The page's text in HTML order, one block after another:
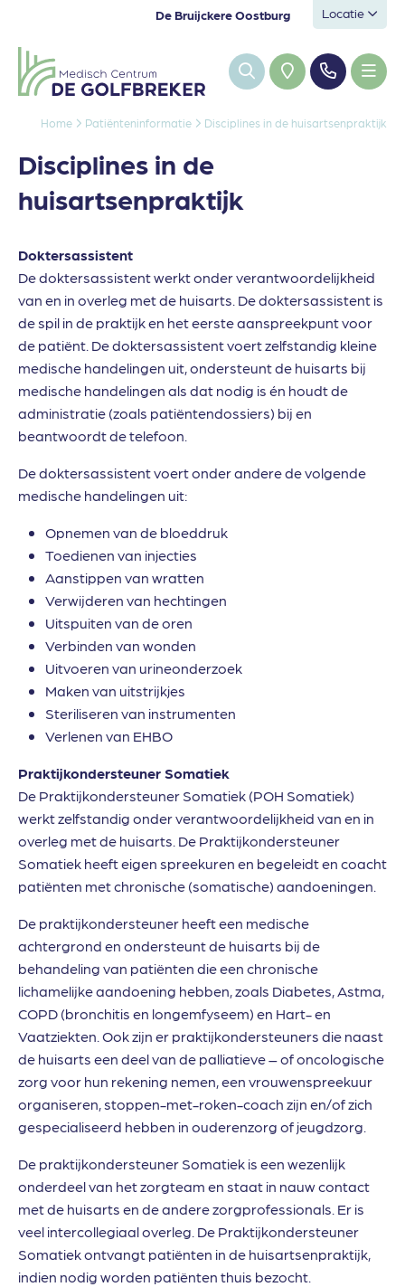
De Bruijckere Oostburg Locatie
Home Patiënteninformatie Disciplines in de huisartsenpraktijk
Disciplines in de
huisartsenpraktijk
Doktersassistent
De doktersassistent werkt onder verantwoordelijkheid
van en in overleg met de huisarts. De doktersassistent is
de spil in de praktijk en het eerste aanspreekpunt voor
de patiënt. De doktersassistent voert zelfstandig kleine
medische handelingen uit, ondersteunt de huisarts bij
medische handelingen als dat nodig is én houdt de
administratie (zoals patiëntendossiers) bij en
beantwoordt de telefoon.
De doktersassistent voert onder andere de volgende
medische handelingen uit:
Opnemen van de bloeddruk
Toedienen van injecties
Aanstippen van wratten
Verwijderen van hechtingen
Uitspuiten van de oren
Verbinden van wonden
Uitvoeren van urineonderzoek
Maken van uitstrijkjes
Steriliseren van instrumenten
Verlenen van EHBO
Praktijkondersteuner Somatiek
De Praktijkondersteuner Somatiek (POH Somatiek)
werkt zelfstandig onder verantwoordelijkheid van en in
overleg met de huisarts. De Praktijkondersteuner
Somatiek heeft eigen spreekuren en begeleidt en coacht
patiënten met chronische (somatische) aandoeningen.
De praktijkondersteuner heeft een medische
achtergrond en ondersteunt de huisarts bij de
behandeling van patiënten die een chronische
lichamelijke aandoening hebben, zoals Diabetes, Astma,
COPD (bronchitis en longemfyseem) en Hart- en
Vaatziekten. Ook zijn er praktijkondersteuners die naast
de huisarts een deel van de palliatieve – of oncologische
zorg voor hun rekening nemen, een vrouwenspreekuur
organiseren, stoppen-met-roken-coach zijn en/of zich
gespecialiseerd hebben in ouderenzorg of jeugdzorg.
De praktijkondersteuner Somatiek is een wezenlijk
onderdeel van het zorgteam en staat in nauw contact
met de huisarts en de andere zorgprofessionals. Er is
veel intercollegiaal overleg. De Praktijkondersteuner
Somatiek ontvangt patiënten in de huisartsenpraktijk,
indien nodig worden patiënten thuis bezocht.